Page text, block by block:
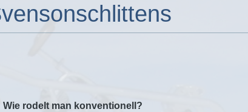
Wie rodelt man konventionell?